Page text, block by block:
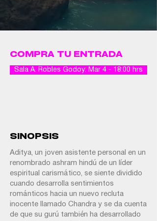
COMPRA TU ENTRADA
Sala A. Robles Godoy: Mar 4 - 18:00 hrs
SINOPSIS
Aditya, un joven asistente personal en un
renombrado ashram hindú de un líder
espiritual carismático, se siente dividido
cuando desarrolla sentimientos
románticos hacia un nuevo recluta
inocente llamado Chandra y se da cuenta
de que su gurú también ha desarrollado